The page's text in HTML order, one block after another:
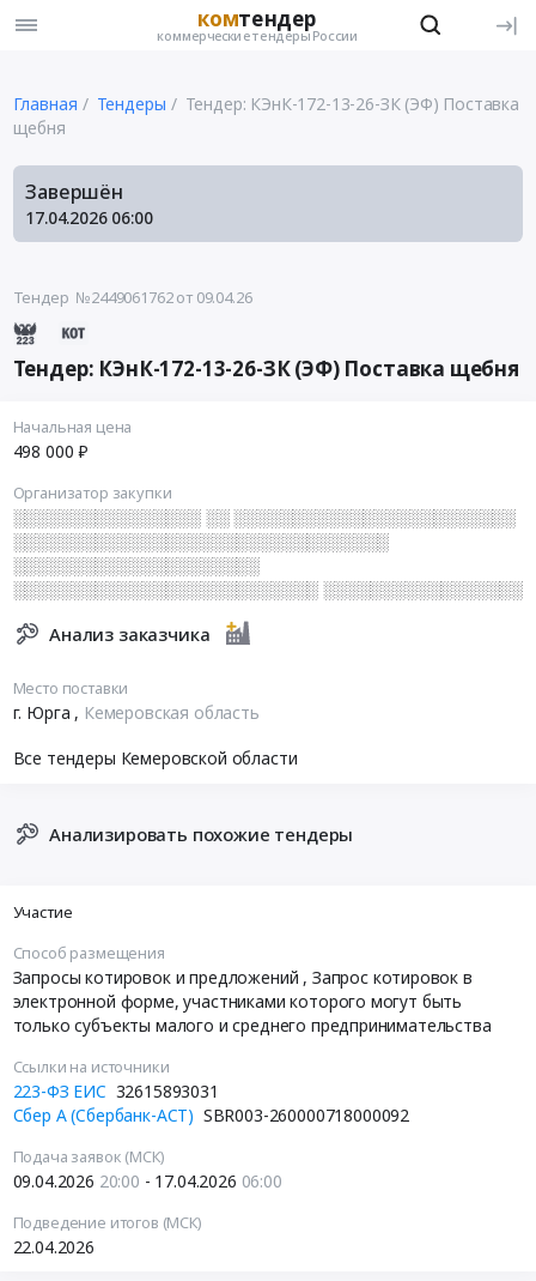
комтендер
коммерческие тендеры России
Главная Тендеры
Тендер: КЭнК-172-13-26-ЗК (ЭФ) Поставка
щебня
Завершён
17.04.2026 06:00
Тендер №2449061762от 09.04.26
Тендер: КЭнК-172-13-26-ЗК (ЭФ) Поставка щебня
Начальная цена
498 000 ₽
Организатор закупки
░░░░░░░░░░░░░░░░ ░░ ░░░░░░░░░░░░░░░░░░░░░░░░
░░░░░░░░░░░░░░░░░░░░░░░░░░░░░░░░
░░░░░░░░░░░░░░░░░░░░░
░░░░░░░░░░░░░░░░░░░░░░░░░░ ░░░░░░░░░░░░░░░░░
Анализ заказчика
Место поставки
г. Юрга , Кемеровская область
Все тендеры Кемеровской области
Анализировать похожие тендеры
Участие
Способ размещения
Запросы котировок и предложений , Запрос котировок в
электронной форме, участниками которого могут быть
только субъекты малого и среднего предпринимательства
Ссылки на источники
223-ФЗ ЕИС 32615893031
Сбер А (Сбербанк-АСТ) SBR003-260000718000092
Подача заявок (МСК)
09.04.2026 20:00 - 17.04.2026 06:00
Подведение итогов (МСК)
22.04.2026